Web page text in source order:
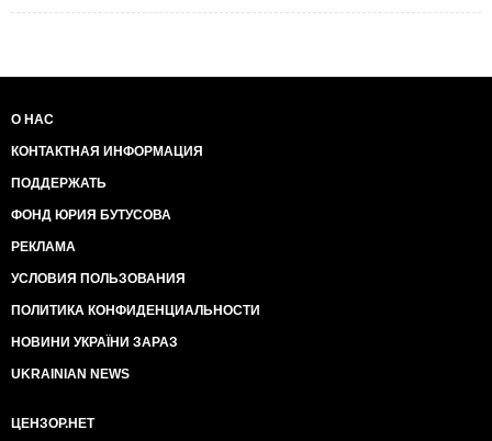
О НАС
КОНТАКТНАЯ ИНФОРМАЦИЯ
ПОДДЕРЖАТЬ
ФОНД ЮРИЯ БУТУСОВА
РЕКЛАМА
УСЛОВИЯ ПОЛЬЗОВАНИЯ
ПОЛИТИКА КОНФИДЕНЦИАЛЬНОСТИ
НОВИНИ УКРАЇНИ ЗАРАЗ
UKRAINIAN NEWS
ЦЕНЗОР.НЕТ